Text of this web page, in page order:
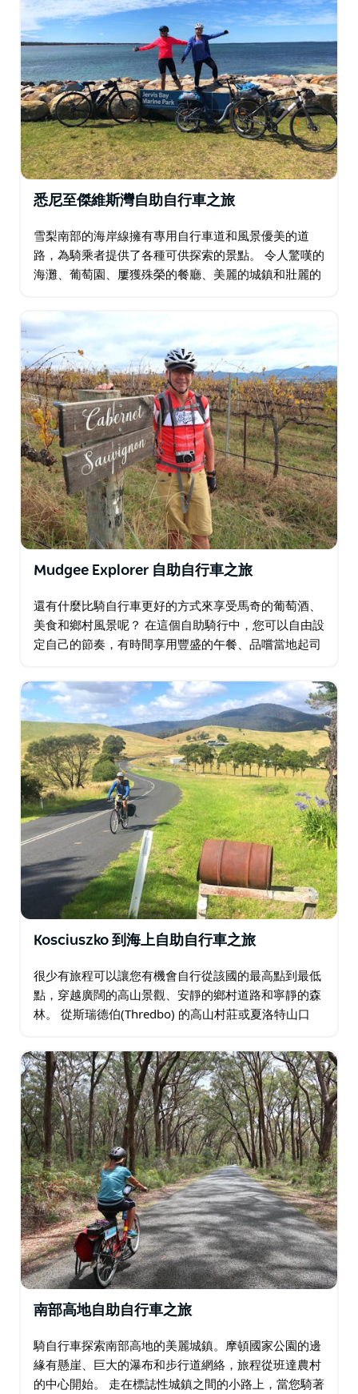
悉尼至傑維斯灣自助自行車之旅
雪梨南部的海岸線擁有專用自行車道和風景優美的道
路，為騎乘者提供了各種可供探索的景點。 令人驚嘆的
海灘、葡萄園、屢獲殊榮的餐廳、美麗的城鎮和壯麗的
旅的特色。 …
Mudgee Explorer 自助自行車之旅
還有什麼比騎自行車更好的方式來享受馬奇的葡萄酒、
美食和鄉村風景呢？ 在這個自助騎行中，您可以自由設
定自己的節奏，有時間享用豐盛的午餐、品嚐當地起司
規劃了多條路線…
Kosciuszko 到海上自助自行車之旅
很少有旅程可以讓您有機會自行從該國的最高點到最低
點，穿越廣闊的高山景觀、安靜的鄉村道路和寧靜的森
林。 從斯瑞德伯(Thredbo) 的高山村莊或夏洛特山口
澳大利亞山頂科修斯科山…
南部高地自助自行車之旅
騎自行車探索南部高地的美麗城鎮。摩頓國家公園的邊
緣有懸崖、巨大的瀑布和步行道網絡，旅程從班達農村
的中心開始。 走在標誌性城鎮之間的小路上，當您騎著